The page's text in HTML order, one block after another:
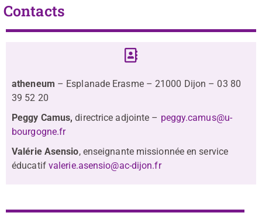
Contacts
atheneum – Esplanade Erasme – 21000 Dijon – 03 80
39 52 20
Peggy Camus,directrice adjointe – peggy.camus@u-
bourgogne.fr
Valérie Asensio, enseignante missionnée en service
éducatif valerie.asensio@ac-dijon.fr